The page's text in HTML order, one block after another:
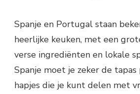
Spanje en Portugal staan
heerlijke keuken, met een
verse ingrediënten en lokale
Spanje moet je zeker de
hapjes die je kunt delen met